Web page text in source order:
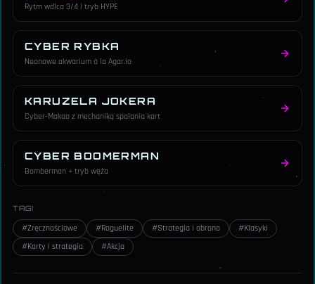
Rytm walca 3/4 i tryb HYPE
CYBER RYBKA
Neonowe akwarium à la Agar.io
KARUZELA JOKERA
Cyber-Makao z mechaniką spalania kart
CYBER BOOMERMAN
Bomberman + tryb węża
TAGI
#Zręcznościowe #Roguelite #Strategia i obrona #Klasyki
#Karty i strategia #Akcja